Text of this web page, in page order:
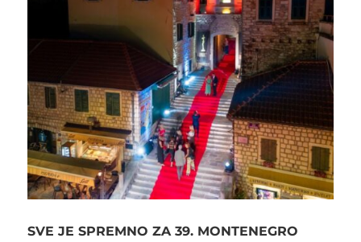
SVE JE SPREMNO ZA 39. MONTENEGRO